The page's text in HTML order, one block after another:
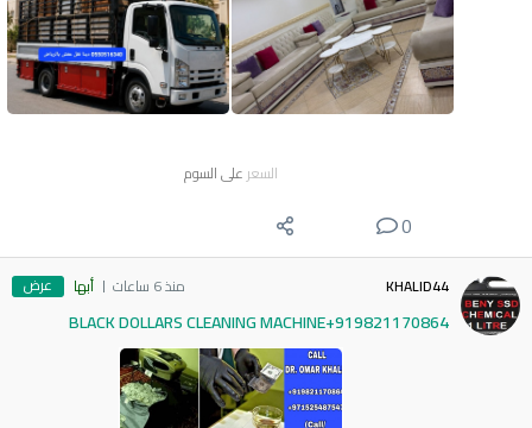
السعر على السوم
0
KHALID44 منذ 6 ساعات أبها عرض
BLACK DOLLARS CLEANING MACHINE+919821170864